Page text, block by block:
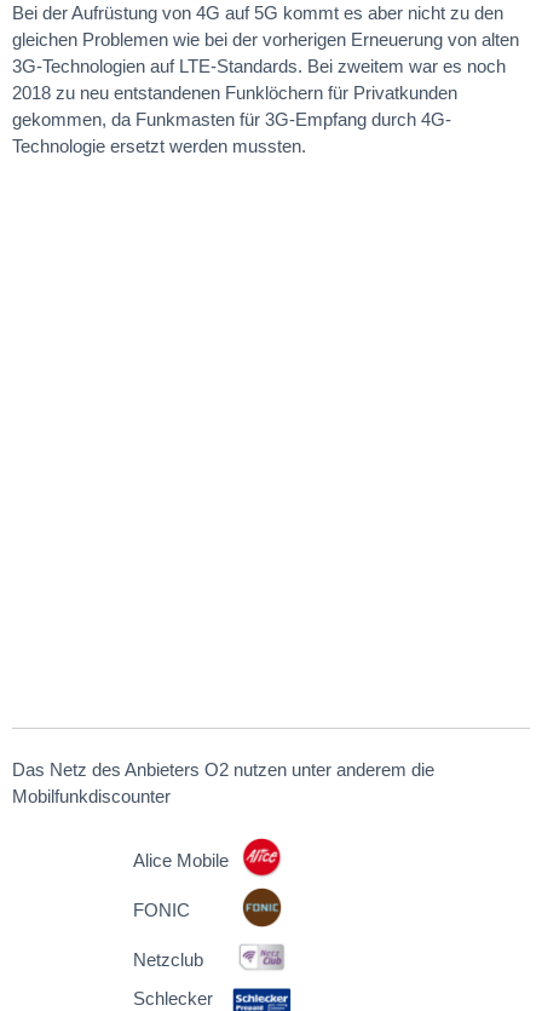
Bei der Aufrüstung von 4G auf 5G kommt es aber nicht zu den
gleichen Problemen wie bei der vorherigen Erneuerung von alten
3G-Technologien auf LTE-Standards. Bei zweitem war es noch
2018 zu neu entstandenen Funklöchern für Privatkunden
gekommen, da Funkmasten für 3G-Empfang durch 4G-
Technologie ersetzt werden mussten.
Das Netz des Anbieters O2 nutzen unter anderem die
Mobilfunkdiscounter
Alice Mobile
FONIC
Netzclub
Schlecker